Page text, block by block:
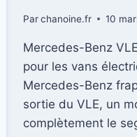
Parchanoine.fr 10
Mercedes-Benz
pour les vans
Mercedes-Benz
sortie du VLE, un
complètement le